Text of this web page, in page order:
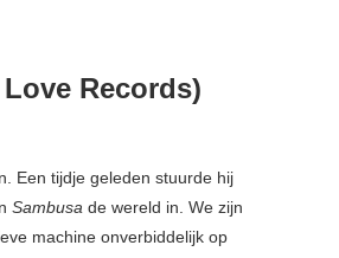
Love Records)
Een tijdje geleden stuurde hij
Sambusa de wereld in. We zijn
machine onverbiddelijk op